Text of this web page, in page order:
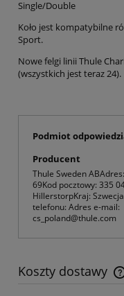
Single/Double
Koło jest kompatybilne
Sport.
Nowe felgi linii Thule
(wszystkich jest teraz 24).
Podmiot
Producent
Thule Sweden
69Kod pocztowy: 335
HillerstorpKraj:
telefonu: Adres e-mail:
cs_poland@thule.com
Koszty dostawy
Cena nie zawiera